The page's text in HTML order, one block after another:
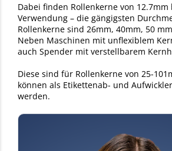
Dabei finden Rollenkerne von 12.7mm
Verwendung – die gängigsten
Rollenkerne sind 26mm, 40mm, 50
Neben Maschinen mit unflexiblem
auch Spender mit verstellbarem
Diese sind für Rollenkerne von 25-
können als Etikettenab- und
werden.